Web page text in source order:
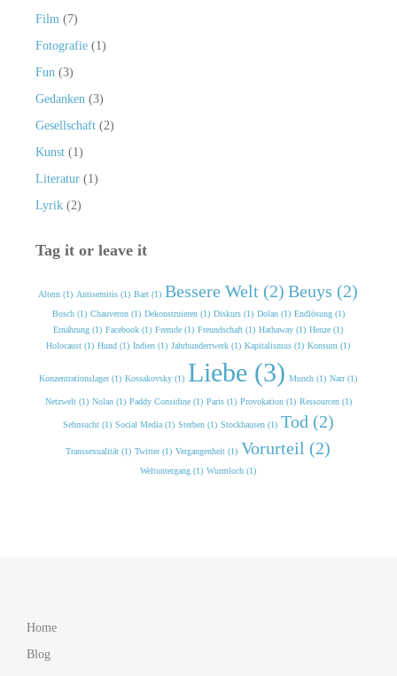
Film (7)
Fotografie(1)
Fun (3)
Gedanken (3)
Gesellschaft(2)
Kunst(1)
Literatur(1)
Lyrik(2)
Tag it or leave it
Altern (1) Antisemitis (1) Bart (1) Bessere Welt (2) Beuys (2)
Bosch (1) Chauveron (1) Dekonstruieren (1) Diskurs (1) Dolan (1) Endlösung (1)
Ernährung (1) Facebook (1) Fremde (1) Freundschaft (1) Hathaway (1) Henze (1)
Holocaust (1) Hund (1) Indien (1) Jahrhundertwerk (1) Kapitalismus (1) Konsum (1)
Konzentrationslager (1) Kossakovsky (1) Liebe (3) Munch (1) Narr (1)
Netzwelt (1) Nolan (1) Paddy Considine (1) Paris (1) Provokation (1) Ressourcen (1)
Sehnsucht (1) Social Media (1) Sterben (1) Stockhausen (1) Tod (2)
Transsexualität (1) Twitter (1) Vergangenheit (1) Vorurteil (2)
Weltuntergang (1) Wurmloch (1)
Home
Blog